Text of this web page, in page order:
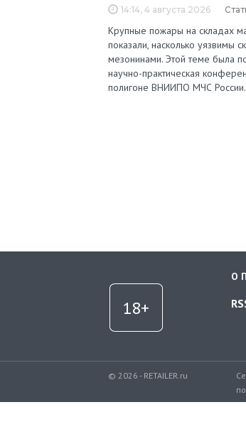
14:14, 4 августа 2026
Крупные пожары на складах
показали, насколько уязвимы
мезонинами. Этой теме была
научно-практическая
полигоне ВНИИПО МЧС России.
О
© 2026 - RETAILER.ru